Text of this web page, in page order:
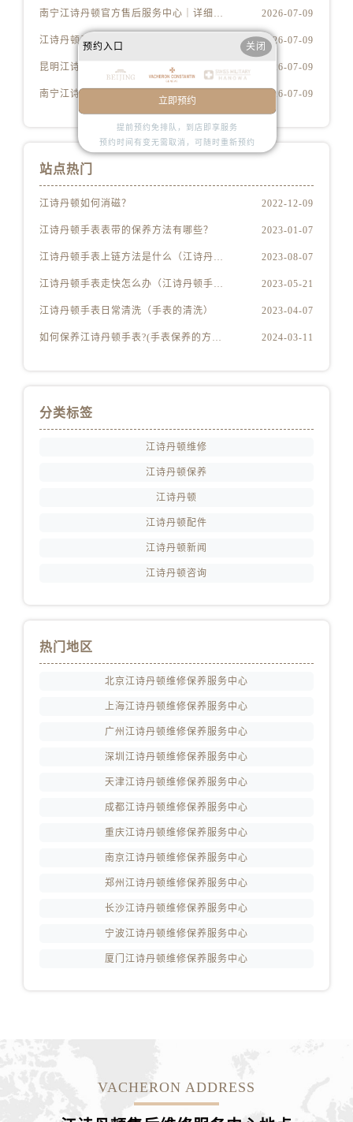
安徽省淮南市田家庵区国庆中路江诗丹顿售后服务中心（需提前预约）
南宁江诗丹顿官方售后服务中心｜详细地址与官方服务热线权威信息公示（2026年7月更新） 2026-07-09
2026-07-09
昆明江诗丹顿官方售后服务中心｜全新官方地址及客服热线权威信息公示（2026年7月更新） 2026-07-09
2026-07-09
站点热门
江诗丹顿如何消磁？ 2022-12-09
江诗丹顿手表表带的保养方法有哪些？ 2023-01-07
江诗丹顿手表上链方法是什么（江诗丹顿怎么给手表上链） 2023-08-07
江诗丹顿手表走快怎么办（江诗丹顿手表走快什么原因） 2023-05-21
江诗丹顿手表日常清洗（手表的清洗） 2023-04-07
如何保养江诗丹顿手表?(手表保养的方法) 2024-03-11
分类标签
江诗丹顿维修
江诗丹顿保养
江诗丹顿
江诗丹顿配件
江诗丹顿新闻
江诗丹顿咨询
热门地区
北京江诗丹顿维修保养服务中心
上海江诗丹顿维修保养服务中心
广州江诗丹顿维修保养服务中心
深圳江诗丹顿维修保养服务中心
天津江诗丹顿维修保养服务中心
成都江诗丹顿维修保养服务中心
重庆江诗丹顿维修保养服务中心
南京江诗丹顿维修保养服务中心
郑州江诗丹顿维修保养服务中心
长沙江诗丹顿维修保养服务中心
宁波江诗丹顿维修保养服务中心
厦门江诗丹顿维修保养服务中心
VACHERON ADDRESS
预约入口 关闭
立即预约
提前预约免排队，到店即享服务
预约时间有变无需取消，可随时重新预约